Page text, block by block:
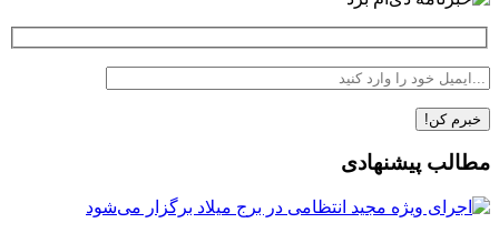
مطالب پیشنهادی